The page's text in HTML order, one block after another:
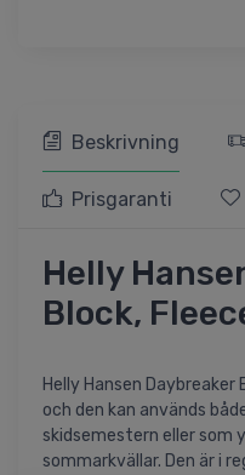
Beskrivning
Prisgaranti
Helly
Block,
Helly Hansen
och den kan används
skidsemestern eller som
sommarkvällar. Den är i